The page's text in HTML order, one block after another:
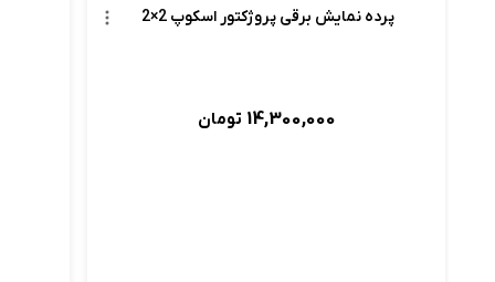
پرده نمایش برقی پروژکتور اسکوپ 2×2
14,300,000 تومان